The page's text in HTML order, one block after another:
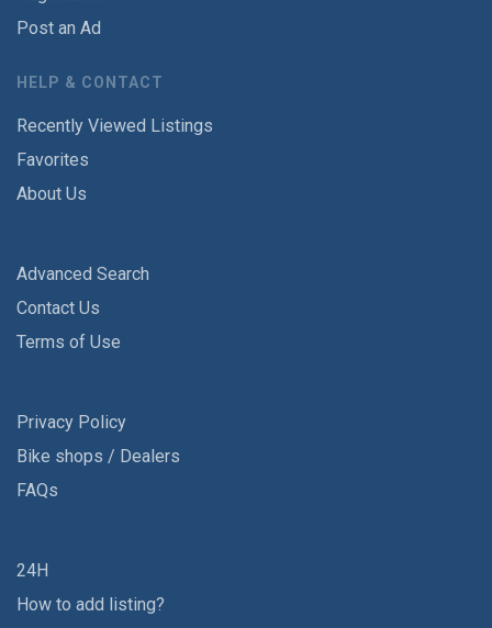
Post an Ad
HELP & CONTACT
Recently Viewed Listings
Favorites
About Us
Advanced Search
Contact Us
Terms of Use
Privacy Policy
Bike shops / Dealers
FAQs
24H
How to add listing?